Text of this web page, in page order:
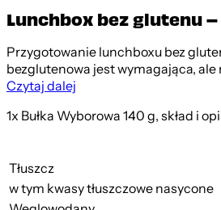
Lunchbox bez glutenu
Przygotowanie lunchboxu bez
bezglutenowa jest wymagająca, ale
Czytaj dalej
1x Bułka Wyborowa 140 g,skład i
Tłuszcz
w tym kwasy tłuszczowe nasycone